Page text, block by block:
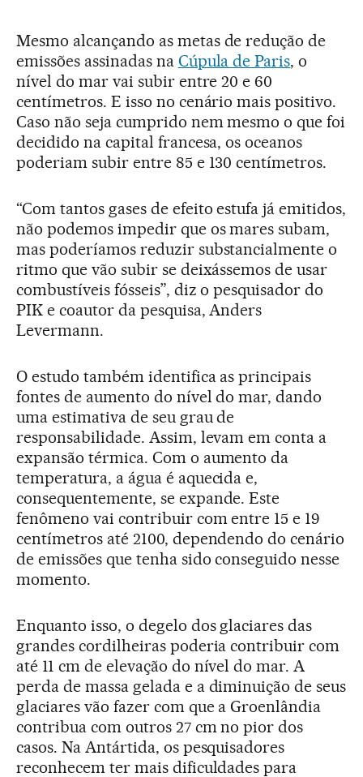
Mesmo alcançando as metas de redução de
emissões assinadas na Cúpula de Paris, o
nível do mar vai subir entre 20 e 60
centímetros. E isso no cenário mais positivo.
Caso não seja cumprido nem mesmo o que foi
decidido na capital francesa, os oceanos
poderiam subir entre 85 e 130 centímetros.
“Com tantos gases de efeito estufa já emitidos,
não podemos impedir que os mares subam,
mas poderíamos reduzir substancialmente o
ritmo que vão subir se deixássemos de usar
combustíveis fósseis”, diz o pesquisador do
PIK e coautor da pesquisa, Anders
Levermann.
O estudo também identifica as principais
fontes de aumento do nível do mar, dando
uma estimativa de seu grau de
responsabilidade. Assim, levam em conta a
expansão térmica. Com o aumento da
temperatura, a água é aquecida e,
consequentemente, se expande. Este
fenômeno vai contribuir com entre 15 e 19
centímetros até 2100, dependendo do cenário
de emissões que tenha sido conseguido nesse
momento.
Enquanto isso, o degelo dos glaciares das
grandes cordilheiras poderia contribuir com
até 11 cm de elevação do nível do mar. A
perda de massa gelada e a diminuição de seus
glaciares vão fazer com que a Groenlândia
contribua com outros 27 cm no pior dos
casos. Na Antártida, os pesquisadores
reconhecem ter mais dificuldades para